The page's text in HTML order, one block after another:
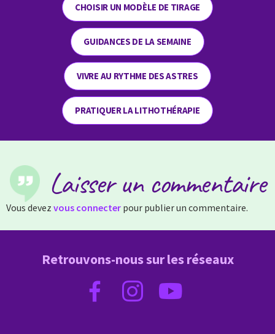
CHOISIR UN MODÈLE DE TIRAGE
GUIDANCES DE LA SEMAINE
VIVRE AU RYTHME DES ASTRES
PRATIQUER LA LITHOTHÉRAPIE
Laisser un commentaire
Vous devez vous connecter pour publier un commentaire.
Retrouvons-nous sur les réseaux